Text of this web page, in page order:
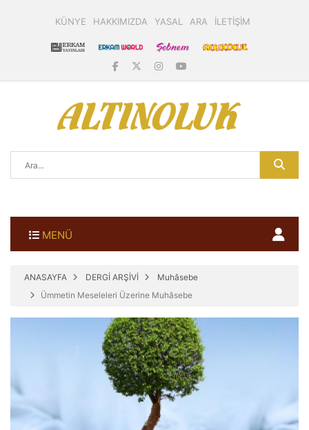
KÜNYE HAKKIMIZDA YASAL ARA İLETİŞİM
MENÜ
ANASAYFA DERGİ ARŞİVİ
Muhâsebe
Ümmetin Meseleleri Üzerine Muhâsebe